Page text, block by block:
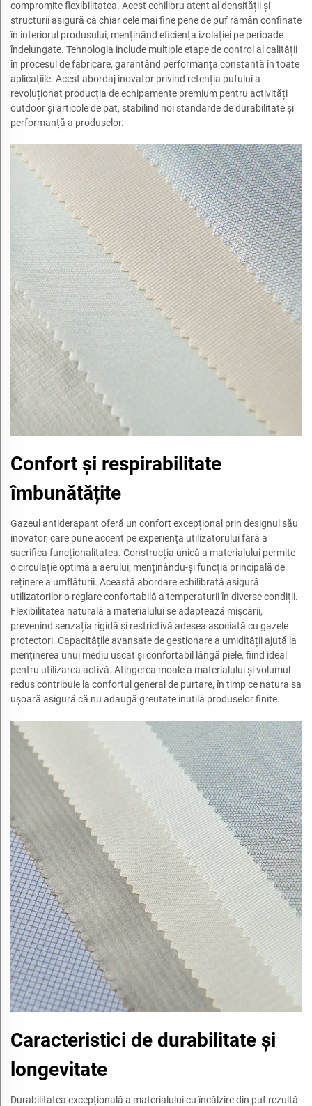
compromite flexibilitatea. Acest echilibru atent al densității și
structurii asigură că chiar cele mai fine pene de puf rămân confinate
în interiorul produsului, menținând eficiența izolației pe perioade
îndelungate. Tehnologia include multiple etape de control al calității
în procesul de fabricare, garantând performanța constantă în toate
aplicațiile. Acest abordaj inovator privind retenția pufului a
revoluționat producția de echipamente premium pentru activități
outdoor și articole de pat, stabilind noi standarde de durabilitate și
performanță a produselor.
Confort și respirabilitate
îmbunătățite
Gazeul antiderapant oferă un confort excepțional prin designul său
inovator, care pune accent pe experiența utilizatorului fără a
sacrifica funcționalitatea. Construcția unică a materialului permite
o circulație optimă a aerului, menținându-și funcția principală de
reținere a umflăturii. Această abordare echilibrată asigură
utilizatorilor o reglare confortabilă a temperaturii în diverse condiții.
Flexibilitatea naturală a materialului se adaptează mișcării,
prevenind senzația rigidă și restrictivă adesea asociată cu gazele
protectori. Capacitățile avansate de gestionare a umidității ajută la
menținerea unui mediu uscat și confortabil lângă piele, fiind ideal
pentru utilizarea activă. Atingerea moale a materialului și volumul
redus contribuie la confortul general de purtare, în timp ce natura sa
ușoară asigură că nu adaugă greutate inutilă produselor finite.
Caracteristici de durabilitate și
longevitate
Durabilitatea excepțională a materialului cu încălzire din puf rezultă